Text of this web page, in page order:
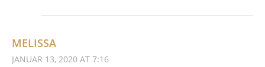
MELISSA
JANUAR 13, 2020 AT 7:16